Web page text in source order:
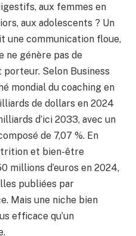
aux femmes en
aux adolescents ? Un
une communication floue,
ne génère pas de
Selon Business
mondial du coaching en
de dollars en 2024
d’ici 2033, avec un
de 7,07 %. En
et bien-être
millions d’euros en 2024,
publiées par
Mais une niche bien
efficace qu’un